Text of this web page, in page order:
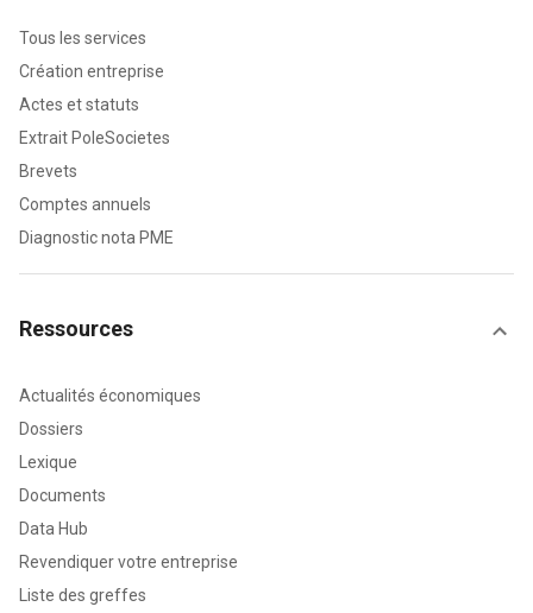
Tous les services
Création entreprise
Actes et statuts
Extrait PoleSocietes
Brevets
Comptes annuels
Diagnostic nota PME
Ressources
Actualités économiques
Dossiers
Lexique
Documents
Data Hub
Revendiquer votre entreprise
Liste des greffes